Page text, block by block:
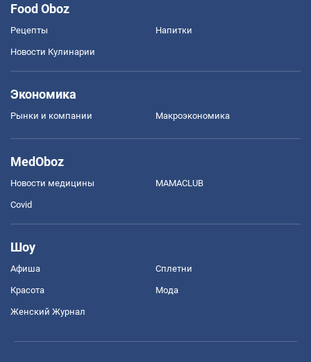
Food Oboz
Рецепты Напитки
Новости Кулинарии
Экономика
Рынки и компании Mакроэкономика
MedOboz
Новости медицины MAMACLUB
Covid
Шоу
Афиша Сплетни
Красота Мода
Женский Журнал